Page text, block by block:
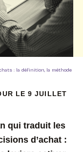
: la définition, la méthode
LE 9 JUILLET
qui traduit les
d’achat :